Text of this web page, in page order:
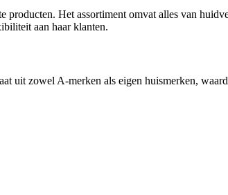
producten. Het assortiment omvat alles van
aan haar klanten.
uit zowel A-merken als eigen huismerken,